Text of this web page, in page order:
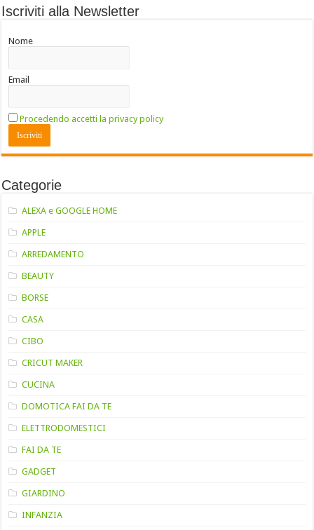
Iscriviti alla Newsletter
Nome
Email
Procedendo accetti la privacy policy
Categorie
ALEXA e GOOGLE HOME
APPLE
ARREDAMENTO
BEAUTY
BORSE
CASA
CIBO
CRICUT MAKER
CUCINA
DOMOTICA FAI DA TE
ELETTRODOMESTICI
FAI DA TE
GADGET
GIARDINO
INFANZIA